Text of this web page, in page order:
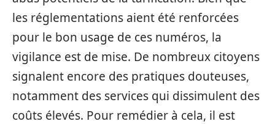
les réglementations aient été renforcées
pour le bon usage de ces numéros, la
vigilance est de mise. De nombreux citoyens
signalent encore des pratiques douteuses,
notamment des services qui dissimulent des
coûts élevés. Pour remédier à cela, il est